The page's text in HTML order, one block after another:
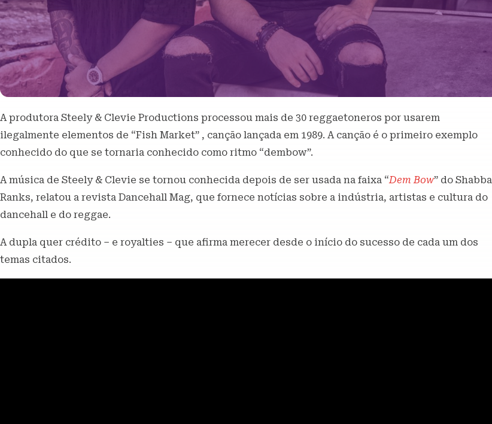
A produtora Steely & Clevie Productions processou mais de 30 reggaetoneros por usarem
ilegalmente elementos de “Fish Market” , canção lançada em 1989. A canção é o primeiro exemplo
conhecido do que se tornaria conhecido como ritmo “dembow”.
A música de Steely & Clevie se tornou conhecida depois de ser usada na faixa “Dem Bow” do Shabba
Ranks, relatou a revista Dancehall Mag, que fornece notícias sobre a indústria, artistas e cultura do
dancehall e do reggae.
A dupla quer crédito – e royalties – que afirma merecer desde o início do sucesso de cada um dos
temas citados.